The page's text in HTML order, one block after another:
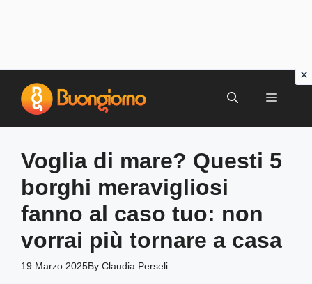
contenuto
MENU
Voglia di mare? Questi 5
borghi meravigliosi
fanno al caso tuo: non
vorrai più tornare a casa
19 Marzo 2025By Claudia Perseli